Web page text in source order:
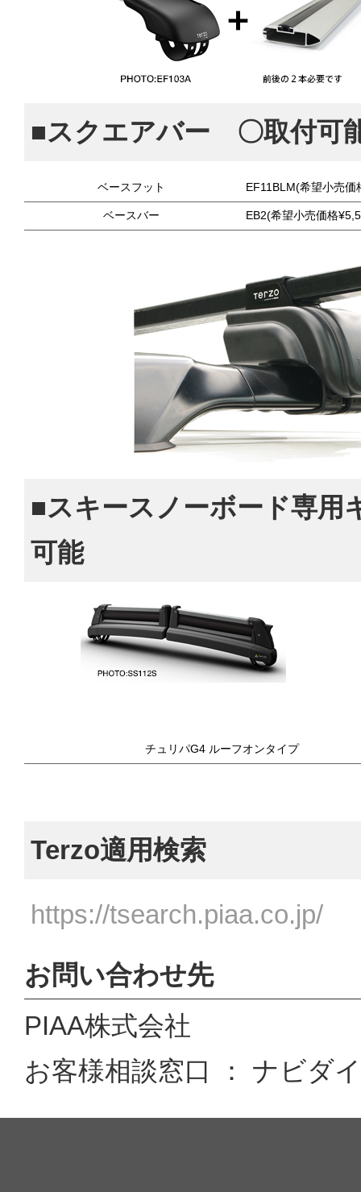
■スクエアバー 〇取付可
ベースフット EF11BLM(希望小売
ベースバー EB2(希望小売価格
■スキースノーボード専
可能
チュリパG4 ルーフオンタイプ
Terzo適用検索
https://tsearch.piaa.co.jp/
お問い合わせ先
PIAA株式会社
お客様相談窓口 ： ナビダ